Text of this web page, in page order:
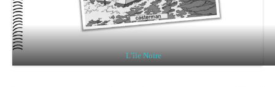
L’île Noire